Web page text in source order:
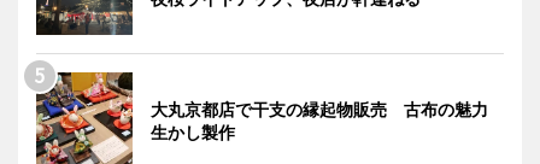
大丸京都店で干支の縁起物販売 古布の魅力
生かし製作